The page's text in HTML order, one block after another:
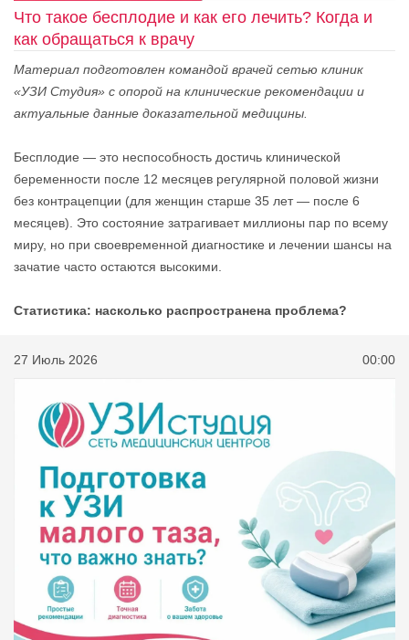
Что такое бесплодие и как его лечить? Когда и
как обращаться к врачу
Материал подготовлен командой врачей сетью клиник
«УЗИ Студия» с опорой на клинические рекомендации и
актуальные данные доказательной медицины.
Бесплодие — это неспособность достичь клинической
беременности после 12 месяцев регулярной половой жизни
без контрацепции (для женщин старше 35 лет — после 6
месяцев). Это состояние затрагивает миллионы пар по всему
миру, но при своевременной диагностике и лечении шансы на
зачатие часто остаются высокими.
Статистика: насколько распространена проблема?
27 Июль 2026 00:00